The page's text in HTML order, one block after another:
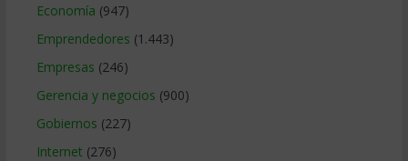
Economía (947)
Emprendedores (1.443)
Empresas (246)
Gerencia y negocios (900)
Gobiernos (227)
Internet (276)